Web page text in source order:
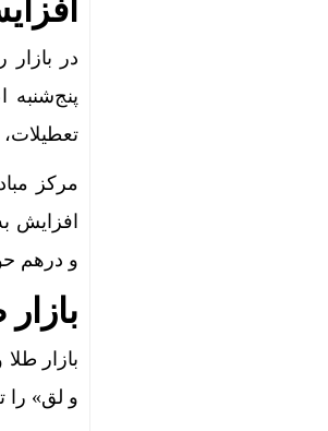
در
مرکز
و درهم حواله با
بازار
و لق» را